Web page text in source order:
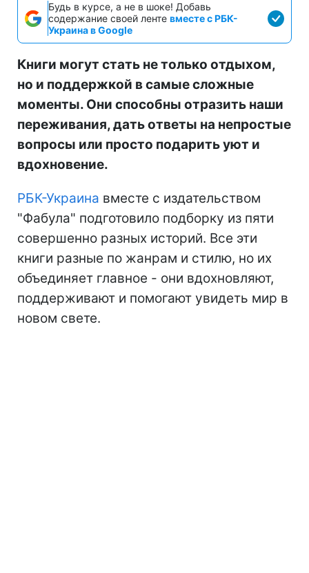
Будь в курсе, а не в шоке! Добавь
содержание своей ленте вместе с РБК-
Украина в Google
Книги могут стать не только отдыхом,
но и поддержкой в самые сложные
моменты. Они способны отразить наши
переживания, дать ответы на непростые
вопросы или просто подарить уют и
вдохновение.
РБК-Украина вместе с издательством
"Фабула" подготовило подборку из пяти
совершенно разных историй. Все эти
книги разные по жанрам и стилю, но их
объединяет главное - они вдохновляют,
поддерживают и помогают увидеть мир в
новом свете.